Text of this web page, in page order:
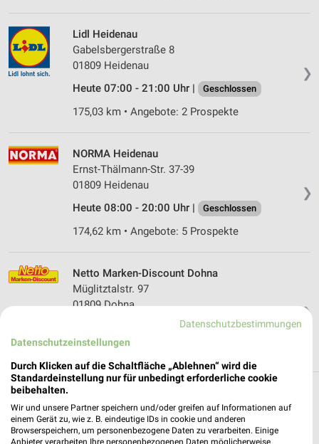
❯
Lidl Heidenau
Gabelsbergerstraße 8
01809 Heidenau
Heute 07:00 - 21:00 Uhr |
Geschlossen
175,03 km • Angebote: 2 Prospekte
❯
NORMA Heidenau
Ernst-Thälmann-Str. 37-39
01809 Heidenau
Heute 08:00 - 20:00 Uhr |
Geschlossen
174,62 km • Angebote: 5 Prospekte
❯
Netto Marken-Discount Dohna
Müglitztalstr. 97
01809 Dohna
Heute 07:00 - 20:00 Uhr | Geschlossen
174,78 km • Angebote: 4 Prospekte
Discounter Angebote und Prospekte für
Dohma
Datenschutzbestimmungen
Datenschutzeinstellungen
Durch Klicken auf die Schaltfläche „Ablehnen“ wird die
Standardeinstellung nur für unbedingt erforderliche cookie
beibehalten.
Wir und unsere Partner speichern und/oder greifen auf Informationen auf
einem Gerät zu, wie z. B. eindeutige IDs in cookie und anderen
Browserspeichern, um personenbezogene Daten zu verarbeiten. Einige
Anbieter verarbeiten Ihre personenbezogenen Daten möglicherweise